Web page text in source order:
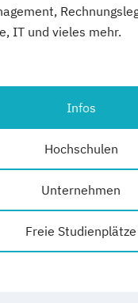
IT und vieles mehr.
Infos
Hochschulen
Unternehmen
Freie Studienplätze